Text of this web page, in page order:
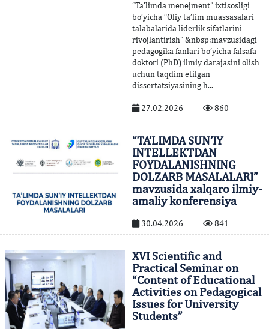
“Ta’limda menejment” ixtisosligi
bo‘yicha “Oliy ta’lim muassasalari
talabalarida liderlik sifatlarini
rivojlantirish” &nbsp;mavzusidagi
pedagogika fanlari bo‘yicha falsafa
doktori (PhD) ilmiy darajasini olish
uchun taqdim etilgan
dissertatsiyasining h...
27.02.2026 860
“TA’LIMDA SUN’IY
INTELLEKTDAN
FOYDALANISHNING
DOLZARB MASALALARI”
mavzusida xalqaro ilmiy-
amaliy konferensiya
30.04.2026 841
XVI Scientific and
Practical Seminar on
“Content of Educational
Activities on Pedagogical
Issues for University
Students”